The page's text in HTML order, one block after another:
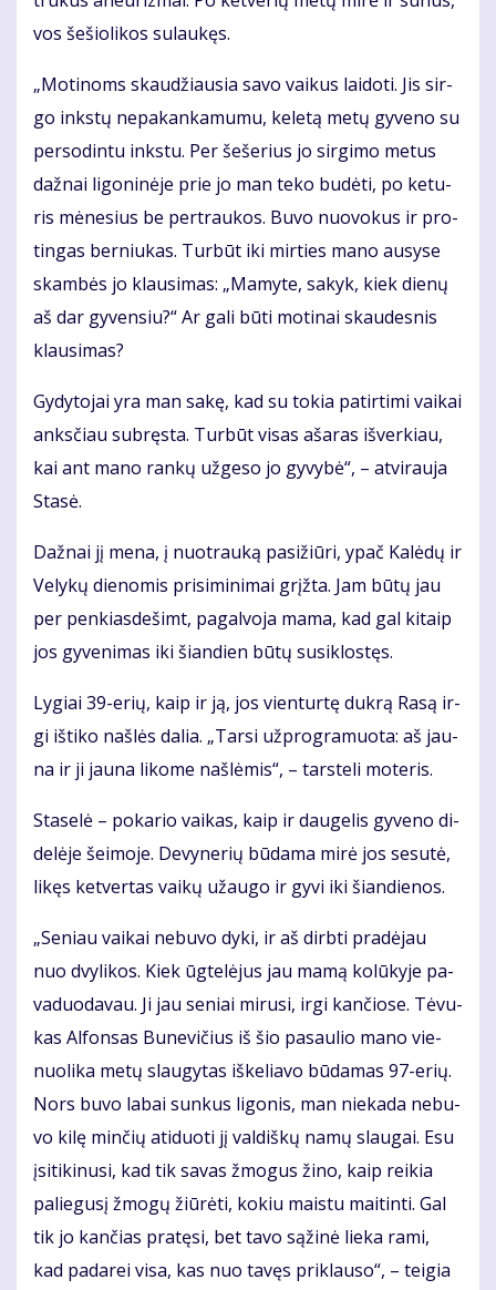
vos še­šio­li­kos su­lau­kęs.
„Mo­ti­noms skau­džiau­sia sa­vo vai­kus lai­do­ti. Jis sir­
go inks­tų ne­pa­kan­ka­mu­mu, ke­le­tą me­tų gy­ve­no su
per­so­din­tu inks­tu. Per še­še­rius jo sir­gi­mo me­tus
daž­nai li­go­ni­nė­je prie jo man te­ko bu­dė­ti, po ke­tu­
ris mė­ne­sius be per­trau­kos. Bu­vo nuo­vo­kus ir pro­
tin­gas ber­niu­kas. Tur­būt iki mir­ties ma­no au­sy­se
skam­bės jo klau­si­mas: „Ma­my­te, sa­kyk, kiek die­nų
aš dar gy­ven­siu?“ Ar ga­li bū­ti mo­ti­nai skau­des­nis
klau­si­mas?
Gy­dy­to­jai yra man sa­kę, kad su to­kia pa­tir­ti­mi vai­kai
anks­čiau su­bręs­ta. Tur­būt vi­sas aša­ras iš­ver­kiau,
kai ant ma­no ran­kų už­ge­so jo gy­vy­bė“, – at­vi­rau­ja
Sta­sė.
Daž­nai jį me­na, į nuo­trau­ką pa­si­žiū­ri, ypač Ka­lė­dų ir
Ve­ly­kų die­no­mis pri­si­mi­ni­mai grįž­ta. Jam bū­tų jau
per pen­kias­de­šimt, pa­gal­vo­ja ma­ma, kad gal ki­taip
jos gy­ve­ni­mas iki šian­dien bū­tų su­si­klos­tęs.
Ly­giai 39-erių, kaip ir ją, jos vien­tur­tę duk­rą Ra­są ir­
gi iš­ti­ko naš­lės da­lia. „Tar­si už­prog­ra­muo­ta: aš jau­
na ir ji jau­na li­ko­me naš­lė­mis“, – tars­te­li mo­te­ris.
Sta­se­lė – po­ka­rio vai­kas, kaip ir dau­ge­lis gy­ve­no di­
de­lė­je šei­mo­je. De­vy­ne­rių bū­da­ma mi­rė jos se­su­tė,
li­kęs ket­ver­tas vai­kų už­au­go ir gy­vi iki šian­die­nos.
„Se­niau vai­kai ne­bu­vo dy­ki, ir aš dirb­ti pra­dė­jau
nuo dvy­li­kos. Kiek ūg­te­lė­jus jau ma­mą ko­lū­ky­je pa­
va­duo­da­vau. Ji jau se­niai mi­ru­si, ir­gi kan­čio­se. Tė­vu­
kas Al­fon­sas Bu­ne­vi­čius iš šio pa­sau­lio ma­no vie­
nuo­li­ka me­tų slau­gy­tas iš­ke­lia­vo bū­da­mas 97-erių.
Nors bu­vo la­bai sun­kus li­go­nis, man nie­ka­da ne­bu­
vo ki­lę min­čių ati­duo­ti jį val­diš­kų na­mų slau­gai. Esu
įsi­ti­ki­nu­si, kad tik sa­vas žmo­gus ži­no, kaip rei­kia
pa­lie­gu­sį žmo­gų žiū­rė­ti, ko­kiu mais­tu mai­tin­ti. Gal
tik jo kan­čias pra­tę­si, bet ta­vo są­ži­nė lie­ka ra­mi,
kad pa­da­rei vi­sa, kas nuo ta­vęs pri­klau­so“, – tei­gia